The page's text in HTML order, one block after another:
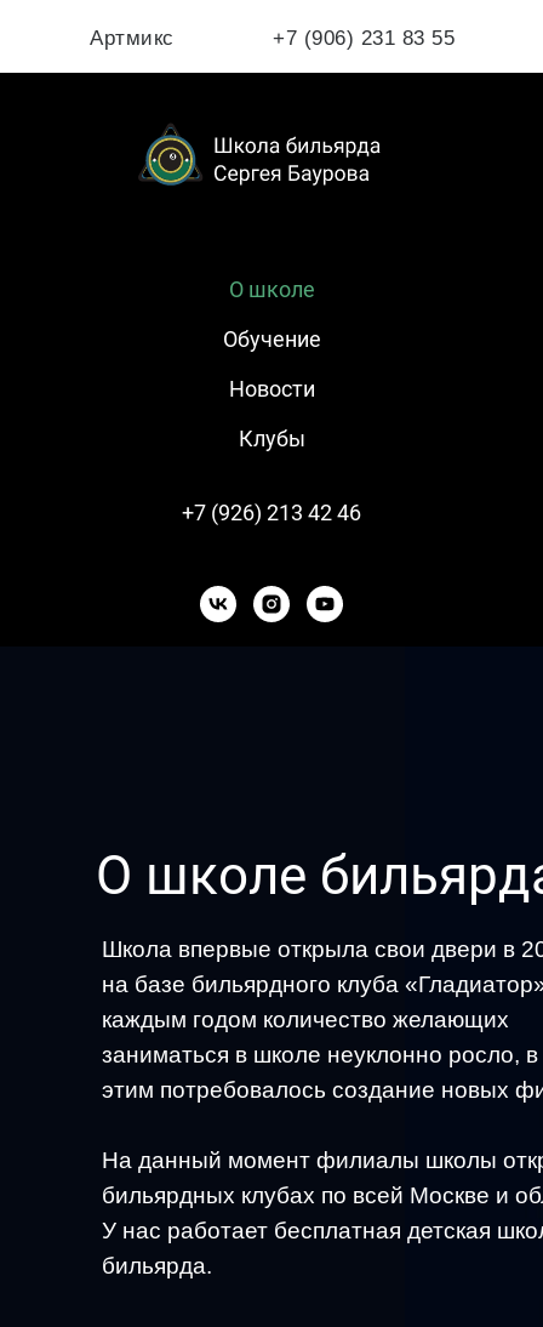
Артмикс +7 (906) 231 83 55
О школе
Обучение
Новости
Клубы
+7 (926) 213 42 46
О школе
Школа впервые открыла свои двери в
на базе бильярдного клуба
каждым годом количество желающих
заниматься в школе неуклонно росло, в
этим потребовалось создание новых
На данный момент филиалы школы
бильярдных клубах по всей Москве и
У нас работает бесплатная детская
бильярда.